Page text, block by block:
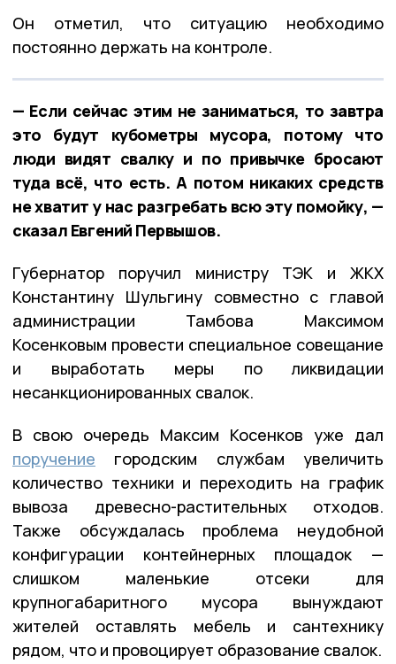
Он отметил, что ситуацию необходимо
постоянно держать на контроле.
— Если сейчас этим не заниматься, то завтра
это будут кубометры мусора, потому что
люди видят свалку и по привычке бросают
туда всё, что есть. А потом никаких средств
не хватит у нас разгребать всю эту помойку, —
сказал Евгений Первышов.
Губернатор поручил министру ТЭК и ЖКХ
Константину Шульгину совместно с главой
администрации Тамбова Максимом
Косенковым провести специальное совещание
и выработать меры по ликвидации
несанкционированных свалок.
В свою очередь Максим Косенков уже дал
поручение городским службам увеличить
количество техники и переходить на график
вывоза древесно-растительных отходов.
Также обсуждалась проблема неудобной
конфигурации контейнерных площадок —
слишком маленькие отсеки для
крупногабаритного мусора вынуждают
жителей оставлять мебель и сантехнику
рядом, что и провоцирует образование свалок.